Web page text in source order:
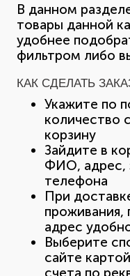
В данном
товары данной
удобнее
фильтром либо
КАК СДЕЛАТЬ
Укажите по
количество
корзину
Зайдите в
ФИО, адрес,
телефона
При
проживания,
адрес
Выберите
сайте
счета по